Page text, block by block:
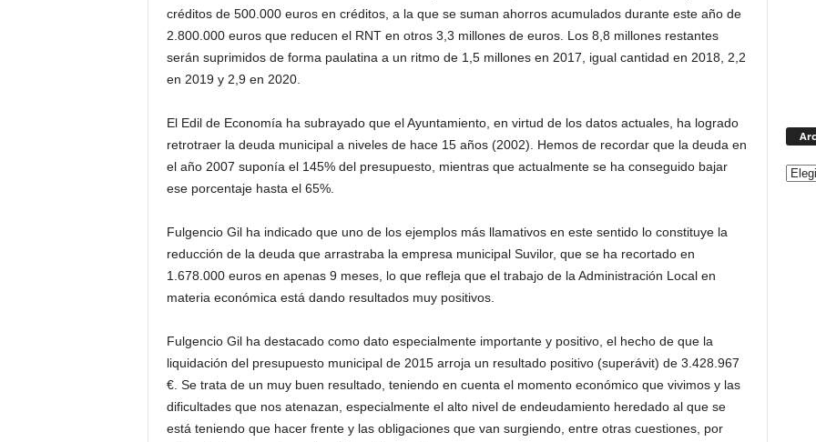
créditos de 500.000 euros en créditos, a la que se suman ahorros acumulados durante este año de
2.800.000 euros que reducen el RNT en otros 3,3 millones de euros. Los 8,8 millones restantes
serán suprimidos de forma paulatina a un ritmo de 1,5 millones en 2017, igual cantidad en 2018, 2,2
en 2019 y 2,9 en 2020.
El Edil de Economía ha subrayado que el Ayuntamiento, en virtud de los datos actuales, ha logrado
retrotraer la deuda municipal a niveles de hace 15 años (2002). Hemos de recordar que la deuda en
el año 2007 suponía el 145% del presupuesto, mientras que actualmente se ha conseguido bajar
ese porcentaje hasta el 65%.
Fulgencio Gil ha indicado que uno de los ejemplos más llamativos en este sentido lo constituye la
reducción de la deuda que arrastraba la empresa municipal Suvilor, que se ha recortado en
1.678.000 euros en apenas 9 meses, lo que refleja que el trabajo de la Administración Local en
materia económica está dando resultados muy positivos.
Fulgencio Gil ha destacado como dato especialmente importante y positivo, el hecho de que la
liquidación del presupuesto municipal de 2015 arroja un resultado positivo (superávit) de 3.428.967
€. Se trata de un muy buen resultado, teniendo en cuenta el momento económico que vivimos y las
dificultades que nos atenazan, especialmente el alto nivel de endeudamiento heredado al que se
está teniendo que hacer frente y las obligaciones que van surgiendo, entre otras cuestiones, por